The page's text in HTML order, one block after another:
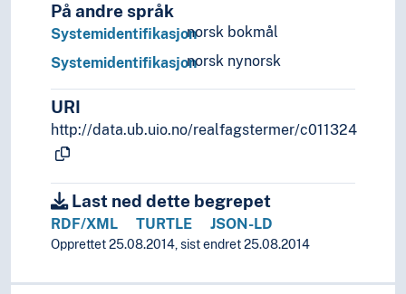
På andre språk
norsk bokmål
Systemidentifikasjon
norsk nynorsk
Systemidentifikasjon
URI
http://data.ub.uio.no/realfagstermer/c011324
Last ned dette begrepet
RDF/XML TURTLE JSON-LD
Opprettet 25.08.2014, sist endret 25.08.2014